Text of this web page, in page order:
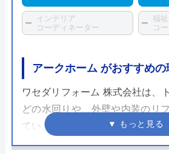
インテリア
コーディネーター
福
コ
アークホーム がおすすめの
ワセダリフォーム 株式会社は、
どの水回りや、外壁や内装のリ
ています。三郷市にあり、地域
迅速に対応できるよう、地域密